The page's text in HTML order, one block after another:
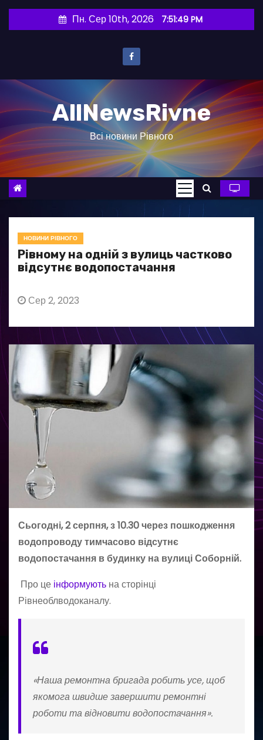
и
о
в
Пн. Сер 10th, 2026 7:51:50 PM
AllNewsRivne
Всі новини Рівного
НОВИНИ РІВНОГО
Рівному на одній з вулиць частково
відсутнє водопостачання
Сер 2, 2023
Сьогодні, 2 серпня, з 10.30 через пошкодження
водопроводу тимчасово відсутнє
водопостачання в будинку на вулиці Соборній.
Про це інформують на сторінці
Рівнеоблводоканалу.
«Наша ремонтна бригада робить усе, щоб
якомога швидше завершити ремонтні
роботи та відновити водопостачання».